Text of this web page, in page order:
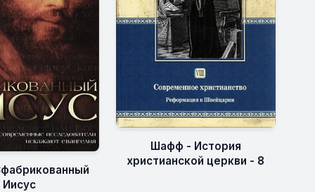
Иисус
Шафф - История
христианской церкви - 8